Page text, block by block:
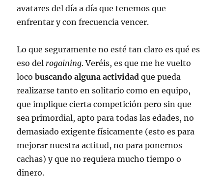
avatares del día a día que tenemos que
enfrentar y con frecuencia vencer.
Lo que seguramente no esté tan claro es qué es
eso del rogaining. Veréis, es que me he vuelto
locobuscando alguna actividad que pueda
realizarse tanto en solitario como en equipo,
que implique cierta competición pero sin que
sea primordial, apto para todas las edades, no
demasiado exigente físicamente (esto es para
mejorar nuestra actitud, no para ponernos
cachas) y que no requiera mucho tiempo o
dinero.